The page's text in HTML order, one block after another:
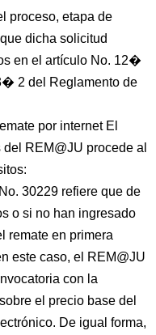
proceso, etapa de
dicha solicitud
en el artículo No. 12�
2 del Reglamento de
por internet El
REM@JU procede al
30229 refiere que de
o si no han ingresado
remate en primera
este caso, el REM@JU
con la
el precio base del
De igual forma,